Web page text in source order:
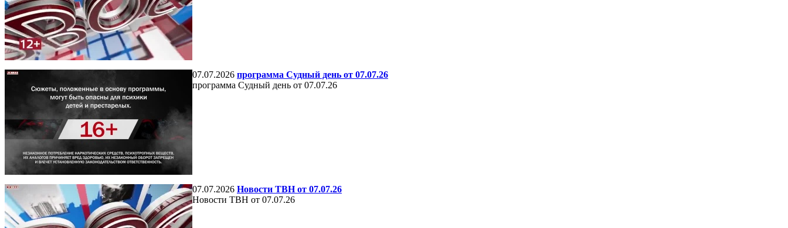
07.07.2026 программа Судный день от 07.07.26
программа Судный день от 07.07.26
07.07.2026 Новости ТВН от 07.07.26
Новости ТВН от 07.07.26